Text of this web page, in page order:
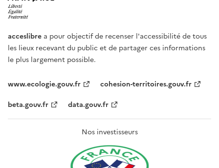
acceslibre a pour objectif de recenser l'accessibilité de tous
les lieux recevant du public et de partager ces informations
le plus largement possible.
www.ecologie.gouv.fr
cohesion-territoires.gouv.fr
beta.gouv.fr
data.gouv.fr
Nos investisseurs